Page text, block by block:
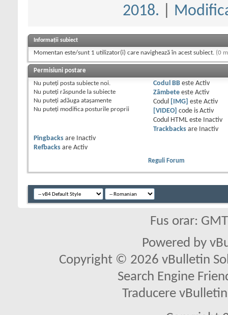
2018.
Informații subiect
Momentan este/sunt 1 utilizator(i) care navighează în acest subiect. (0
Permisiuni postare
Nu puteţi posta subiecte noi.
Nu puteţi răspunde la subiecte
Nu puteţi adăuga ataşamente
Nu puteţi modifica posturile proprii
Codul BBeste Activ
Zâmbeteeste Activ
Codul
[IMG] este Activ
[VIDEO] code is Activ
Codul HTML este
Inactiv
Trackbacksare
Inactiv
Pingbacks are
Inactiv
Refbacks are Activ
Reguli Forum
Fus orar:
Powered by
Copyright © 2026 vBulletin
Search Engine
Traducere